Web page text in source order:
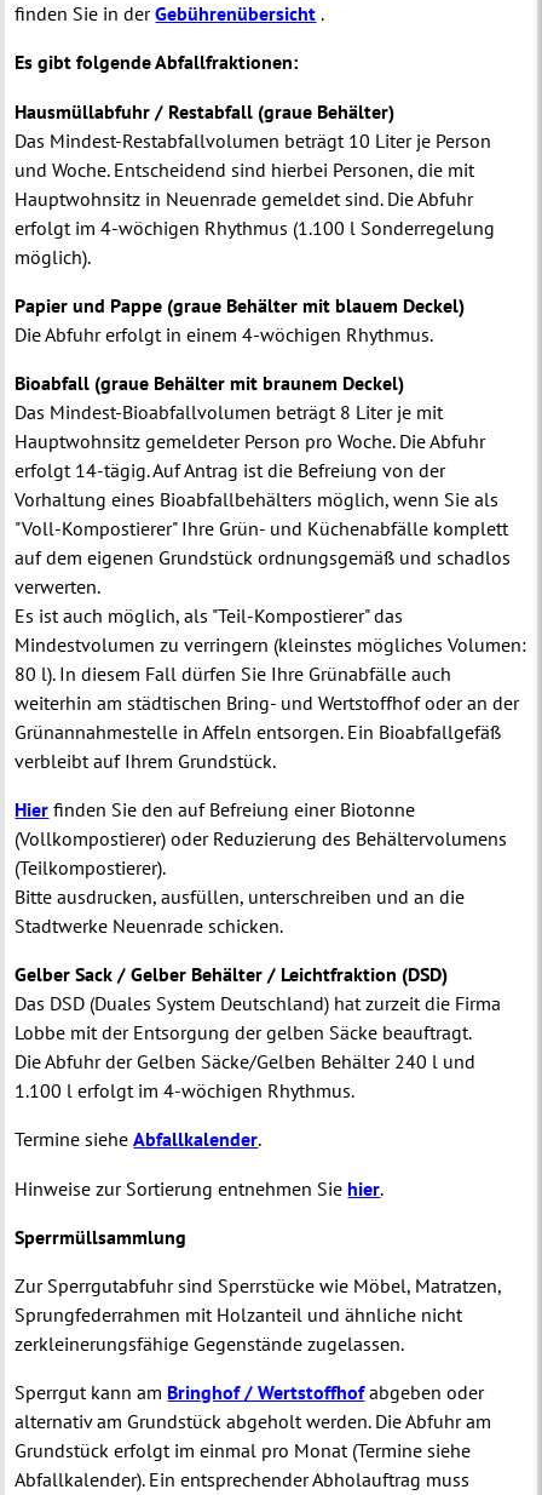
finden Sie in derGebührenübersicht .
Es gibt folgende Abfallfraktionen:
Hausmüllabfuhr / Restabfall (graue Behälter)
Das Mindest-Restabfallvolumen beträgt 10 Liter je Person
und Woche. Entscheidend sind hierbei Personen, die mit
Hauptwohnsitz in Neuenrade gemeldet sind. Die Abfuhr
erfolgt im 4-wöchigen Rhythmus (1.100 l Sonderregelung
möglich).
Papier und Pappe (graue Behälter mit blauem Deckel)
Die Abfuhr erfolgt in einem 4-wöchigen Rhythmus.
Bioabfall (graue Behälter mit braunem Deckel)
Das Mindest-Bioabfallvolumen beträgt 8 Liter je mit
Hauptwohnsitz gemeldeter Person pro Woche. Die Abfuhr
erfolgt 14-tägig. Auf Antrag ist die Befreiung von der
Vorhaltung eines Bioabfallbehälters möglich, wenn Sie als
"Voll-Kompostierer" Ihre Grün- und Küchenabfälle komplett
auf dem eigenen Grundstück ordnungsgemäß und schadlos
verwerten.
Es ist auch möglich, als "Teil-Kompostierer" das
Mindestvolumen zu verringern (kleinstes mögliches Volumen:
80 l). In diesem Fall dürfen Sie Ihre Grünabfälle auch
weiterhin am städtischen Bring- und Wertstoffhof oder an der
Grünannahmestelle in Affeln entsorgen. Ein Bioabfallgefäß
verbleibt auf Ihrem Grundstück.
Hier finden Sie den auf Befreiung einer Biotonne
(Vollkompostierer) oder Reduzierung des Behältervolumens
(Teilkompostierer).
Bitte ausdrucken, ausfüllen, unterschreiben und an die
Stadtwerke Neuenrade schicken.
Gelber Sack / Gelber Behälter / Leichtfraktion (DSD)
Das DSD (Duales System Deutschland) hat zurzeit die Firma
Lobbe mit der Entsorgung der gelben Säcke beauftragt.
Die Abfuhr der Gelben Säcke/Gelben Behälter 240 l und
1.100 l erfolgt im 4-wöchigen Rhythmus.
Termine sieheAbfallkalender.
Hinweise zur Sortierung entnehmen Siehier.
Sperrmüllsammlung
Zur Sperrgutabfuhr sind Sperrstücke wie Möbel, Matratzen,
Sprungfederrahmen mit Holzanteil und ähnliche nicht
zerkleinerungsfähige Gegenstände zugelassen.
Sperrgut kann am Bringhof / Wertstoffhofabgeben oder
alternativ am Grundstück abgeholt werden. Die Abfuhr am
Grundstück erfolgt im einmal pro Monat (Termine siehe
Abfallkalender). Ein entsprechender Abholauftrag muss